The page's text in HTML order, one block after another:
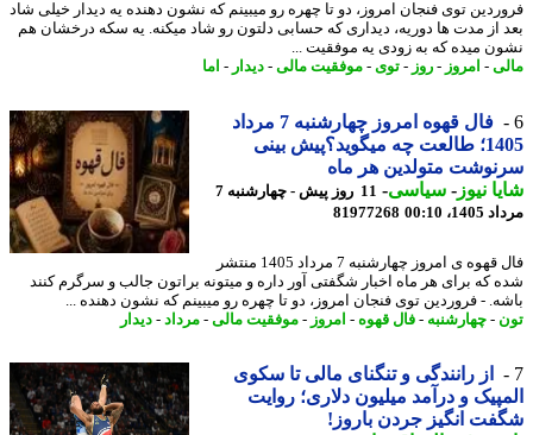
توی فنجان امروز، دو تا چهره رو میبینم که نشون دهنده یه دیدار خیلی شاد
از مدت ها دوریه، دیداری که حسابی دلتون رو شاد میکنه. یه سکه درخشان هم
میده که به زودی یه موفقیت ...
-امروز- روز- توی -موفقیت مالی-دیدار-اما
فال قهوه امروز چهارشنبه 7 مرداد
1405؛ طالعت چه میگوید؟پیش بینی
متولدین هر ماه
نیوز-سیاسی-
11 روز پیش - چهارشنبه 7
00:10
81977268
فال قهوه ی امروز چهارشنبه 7 مرداد 1405 منتشر
که برای هر ماه اخبار شگفتی آور داره و میتونه براتون جالب و سرگرم کنند
- فروردین توی فنجان امروز، دو تا چهره رو میبینم که نشون دهنده ...
-چهارشنبه-فال قهوه-امروز- موفقیت مالی-مرداد-دیدار
از رانندگی و تنگنای مالی تا سکوی
و درآمد میلیون دلاری؛ روایت
انگیز جردن باروز!